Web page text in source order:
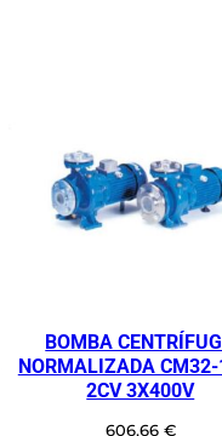
BOMBA
NORMALIZADA
2CV 3X400V
606,66 €